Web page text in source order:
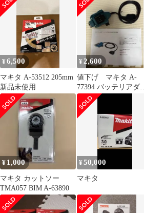
¥6,500
マキタ A-53512 205mm
新品未使用
¥ 2,600
値下げ マキタ A-
77394 バッテリアダプ
タ 1.6m
¥ 1,000
マキタ カットソー
TMA057 BIM A-63890
¥50,000
マキタ